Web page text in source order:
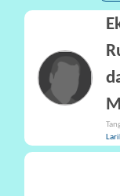
s
P
R
I